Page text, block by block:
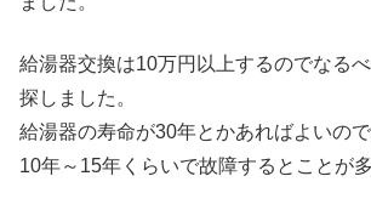
給湯器交換は10万円以上するのでなる
探しました。
給湯器の寿命が30年とかあればよいの
10年～15年くらいで故障するとことが多